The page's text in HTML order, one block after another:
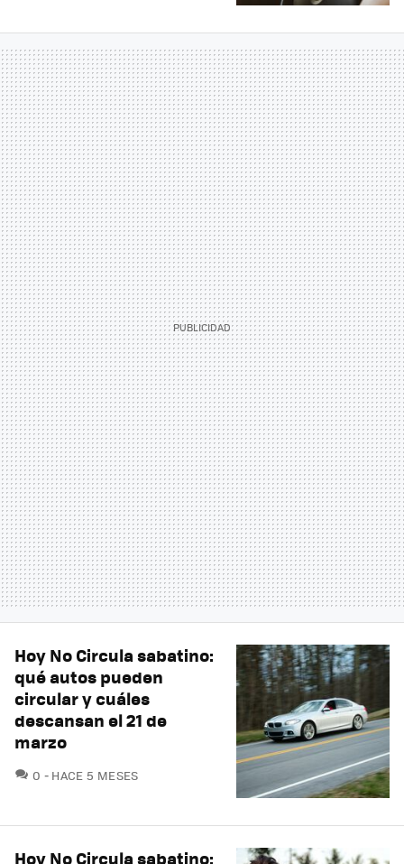
Hoy No Circula sabatino:
qué autos pueden
circular y cuáles
descansan el 21 de
marzo
0 COMENTARIOS
HACE 5 MESES
Hoy No Circula sabatino: